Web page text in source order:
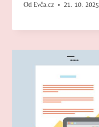
Od Evča.cz 21. 10. 2025